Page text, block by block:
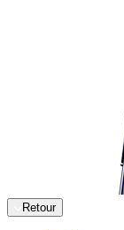
Retour